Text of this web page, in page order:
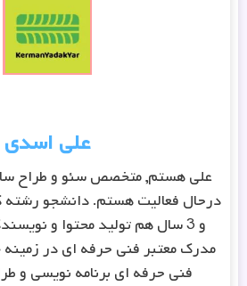
علی اسدی
درحال فعالیت هستم. دانشجو رشته
و 3 سال هم تولید محتوا و
مدرک معتبر فنی حرفه ای در
فنی حرفه ای برنامه نویسی و